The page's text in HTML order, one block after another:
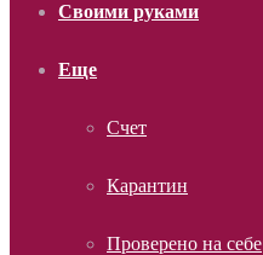
Своими руками
Еще
Счет
Карантин
Проверено на себе